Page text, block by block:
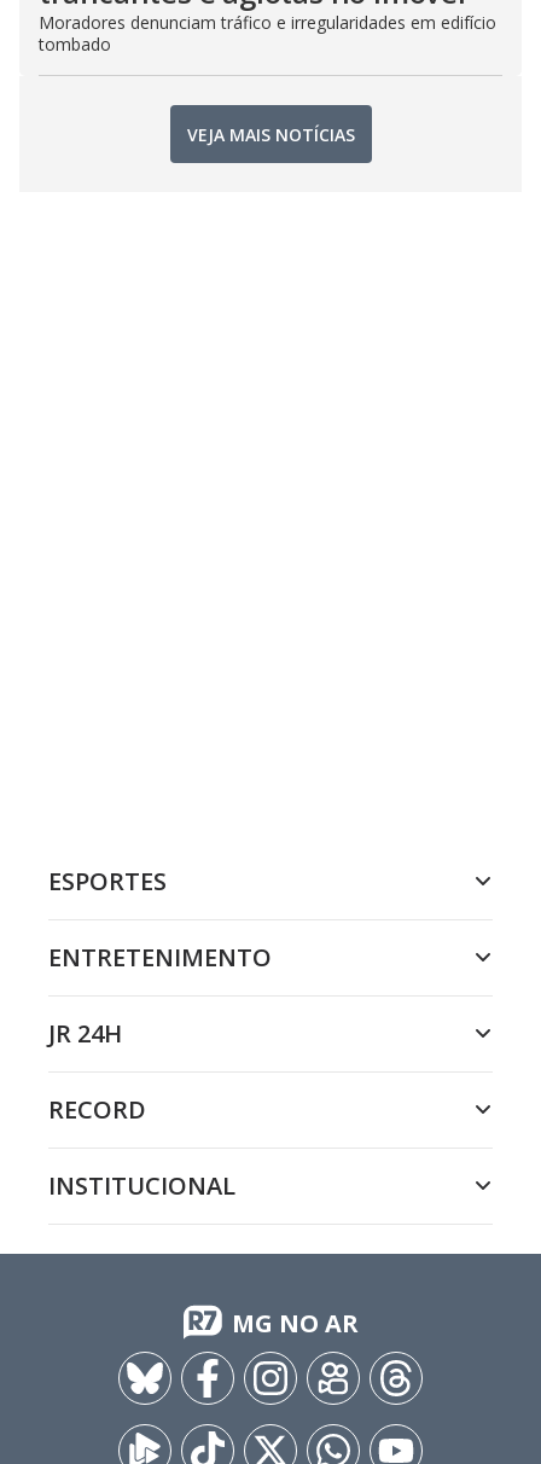
Moradores denunciam tráfico e irregularidades em edifício
tombado
VEJA MAIS NOTÍCIAS
ESPORTES
ENTRETENIMENTO
JR 24H
RECORD
INSTITUCIONAL
MG NO AR